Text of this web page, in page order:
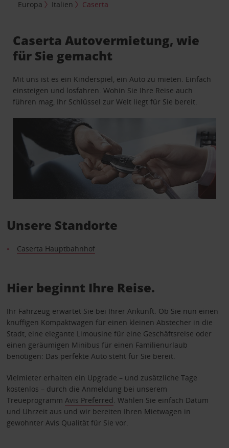
Europa
Italien Caserta
Caserta Autovermietung, wie
für Sie gemacht
Mit uns ist es ein Kinderspiel, ein Auto zu mieten. Einfach
einsteigen und losfahren. Wohin Sie Ihre Reise auch
führen mag, Ihr Schlüssel zur Welt liegt für Sie bereit.
Unsere Standorte
Caserta Hauptbahnhof
Hier beginnt Ihre Reise.
Ihr Fahrzeug erwartet Sie bei Ihrer Ankunft. Ob Sie nun einen
knuffigen Kompaktwagen für einen kleinen Abstecher in die
Stadt, eine elegante Limousine für eine Geschäftsreise oder
einen geräumigen Minibus für einen Familienurlaub
benötigen: Das perfekte Auto steht für Sie bereit.
Vielmieter erhalten ein Upgrade – und zusätzliche Tage
kostenlos – durch die Anmeldung bei unserem
Treueprogramm Avis Preferred . Wählen Sie einfach Datum
und Uhrzeit aus und wir bereiten Ihren Mietwagen in
gewohnter Avis Qualität für Sie vor.